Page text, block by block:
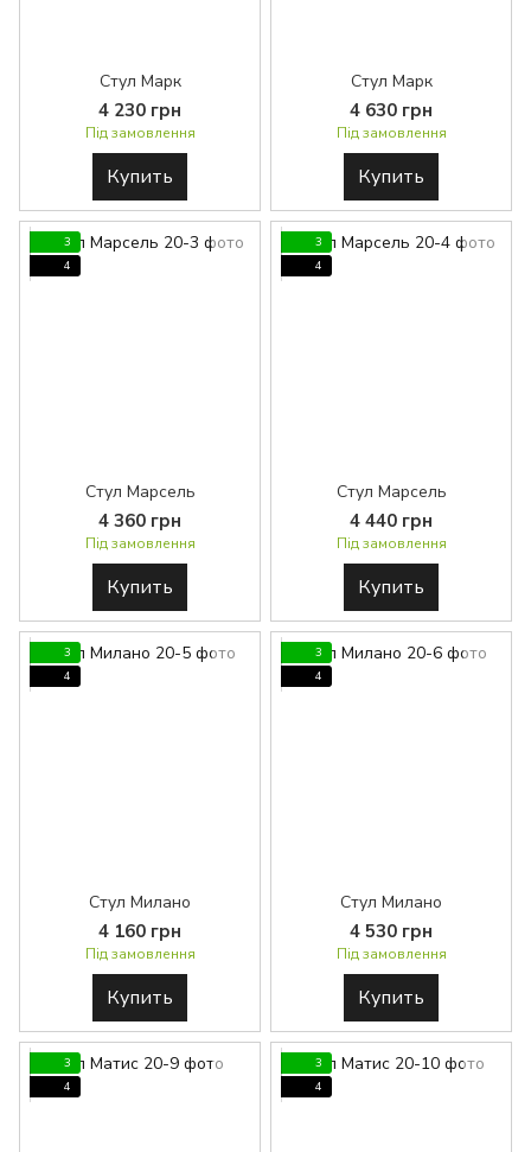
Стул Марк
4 230 грн
Під замовлення
Купить
Стул Марк
4 630 грн
Під замовлення
Купить
3
4
Стул Марсель
4 360 грн
Під замовлення
Купить
3
4
Стул Марсель
4 440 грн
Під замовлення
Купить
3
4
Стул Милано
4 160 грн
Під замовлення
Купить
3
4
Стул Милано
4 530 грн
Під замовлення
Купить
3
4
3
4